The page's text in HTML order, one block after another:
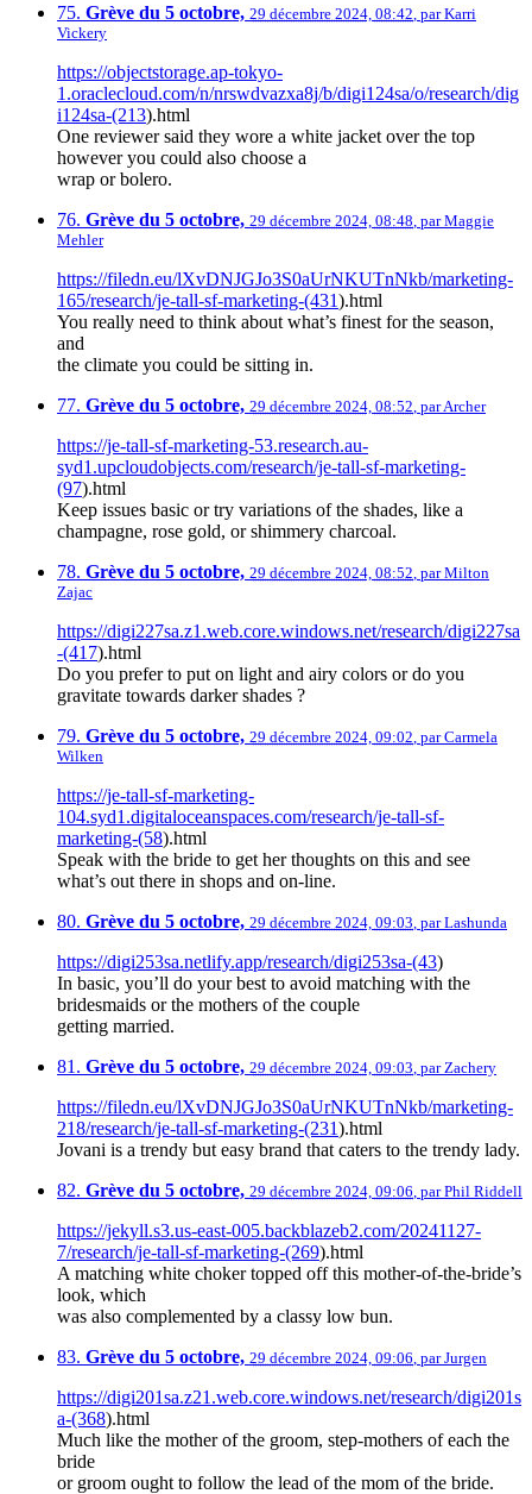
75. Grève du 5 octobre, 29 décembre 2024, 08:42 parKarri
Vickery
https://objectstorage.ap-tokyo-
1.oraclecloud.com/n/nrswdvazxa8j/b/digi124sa/o/research/dig
i124sa-(213).html
One reviewer said they wore a white jacket over the top
however you could also choose a
wrap or bolero.
76. Grève du 5 octobre, 29 décembre 2024, 08:48 parMaggie
Mehler
https://filedn.eu/lXvDNJGJo3S0aUrNKUTnNkb/marketing-
165/research/je-tall-sf-marketing-(431).html
You really need to think about what’s finest for the season,
and
the climate you could be sitting in.
77. Grève du 5 octobre, 29 décembre 2024, 08:52 parArcher
https://je-tall-sf-marketing-53.research.au-
syd1.upcloudobjects.com/research/je-tall-sf-marketing-
(97).html
Keep issues basic or try variations of the shades, like a
champagne, rose gold, or shimmery charcoal.
78. Grève du 5 octobre, 29 décembre 2024, 08:52 parMilton
Zajac
https://digi227sa.z1.web.core.windows.net/research/digi227sa
-(417).html
Do you prefer to put on light and airy colors or do you
gravitate towards darker shades ?
79. Grève du 5 octobre, 29 décembre 2024, 09:02 parCarmela
Wilken
https://je-tall-sf-marketing-
104.syd1.digitaloceanspaces.com/research/je-tall-sf-
marketing-(58).html
Speak with the bride to get her thoughts on this and see
what’s out there in shops and on-line.
80. Grève du 5 octobre, 29 décembre 2024, 09:03 parLashunda
https://digi253sa.netlify.app/research/digi253sa-(43)
In basic, you’ll do your best to avoid matching with the
bridesmaids or the mothers of the couple
getting married.
81. Grève du 5 octobre, 29 décembre 2024, 09:03 par Zachery
https://filedn.eu/lXvDNJGJo3S0aUrNKUTnNkb/marketing-
218/research/je-tall-sf-marketing-(231).html
Jovani is a trendy but easy brand that caters to the trendy lady.
82. Grève du 5 octobre, 29 décembre 2024, 09:06 parPhil Riddell
https://jekyll.s3.us-east-005.backblazeb2.com/20241127-
7/research/je-tall-sf-marketing-(269).html
A matching white choker topped off this mother-of-the-bride’s
look, which
was also complemented by a classy low bun.
83. Grève du 5 octobre, 29 décembre 2024, 09:06 parJurgen
https://digi201sa.z21.web.core.windows.net/research/digi201s
a-(368).html
Much like the mother of the groom, step-mothers of each the
bride
or groom ought to follow the lead of the mom of the bride.